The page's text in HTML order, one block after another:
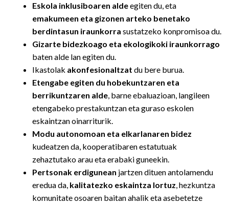
Eskola inklusiboaren aldeegiten du, eta
emakumeen eta gizonen arteko benetako
berdintasun iraunkorra sustatzeko konpromisoa du.
Gizarte bidezkoago eta ekologikoki iraunkorrago
baten alde lan egiten du.
Ikastolak akonfesionaltzat du bere burua.
Etengabe egiten du hobekuntzaren eta
berrikuntzaren alde, barne ebaluazioan, langileen
etengabeko prestakuntzan eta guraso eskolen
eskaintzan oinarriturik.
Modu autonomoan eta elkarlanaren bidez
kudeatzen da, kooperatibaren estatutuak
zehaztutako arau eta erabaki guneekin.
Pertsonak erdigunean jartzen dituen antolamendu
eredua da, kalitatezko eskaintza lortuz, hezkuntza
komunitate osoaren baitan ahalik eta asebetetze